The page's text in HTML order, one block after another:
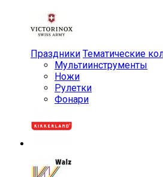
Праздники Тематические
Мульти­инструменты
Ножи
Рулетки
Фонари